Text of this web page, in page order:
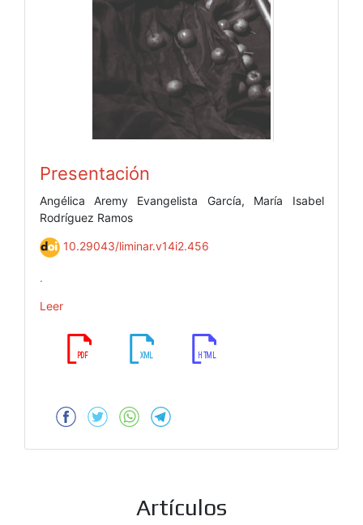
Presentación
Angélica Aremy Evangelista García, María Isabel
Rodríguez Ramos
10.29043/liminar.v14i2.456
.
Leer
Artículos